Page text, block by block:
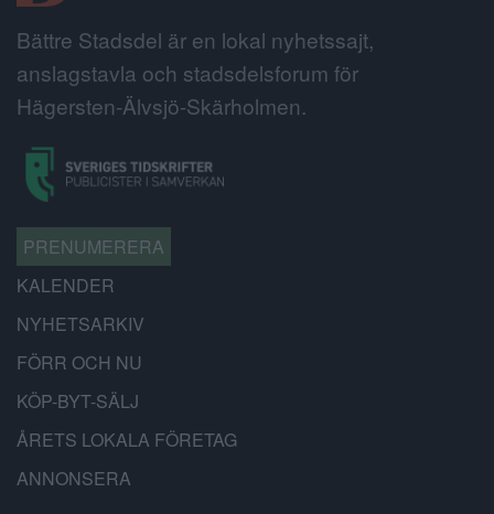
Bättre Stadsdel är en lokal nyhetssajt,
anslagstavla och stadsdelsforum för
Hägersten-Älvsjö-Skärholmen.
PRENUMERERA
KALENDER
NYHETSARKIV
FÖRR OCH NU
KÖP-BYT-SÄLJ
ÅRETS LOKALA FÖRETAG
ANNONSERA